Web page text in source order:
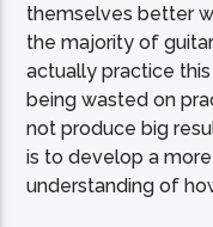
themselves better
the majority of
actually practice
being wasted on
not produce big
is to develop a
understanding of